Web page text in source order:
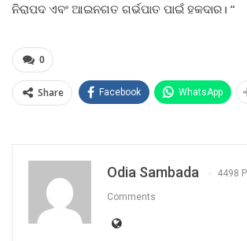
ନିରାପଦ ଏବଂ ଆଇନଗତ ଗର୍ଭପାତ ପାଇଁ ହକଦାର। “
0
Share Facebook WhatsApp
Odia Sambada 4498
Comments